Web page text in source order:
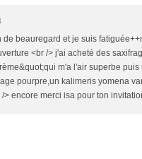
de beauregard et je suis
<br /> j'ai acheté des
m'a l'air superbe
pourpre,un kalimeris yomena
> encore merci isa pour ton